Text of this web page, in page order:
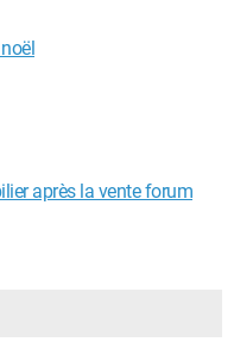
après la vente forum